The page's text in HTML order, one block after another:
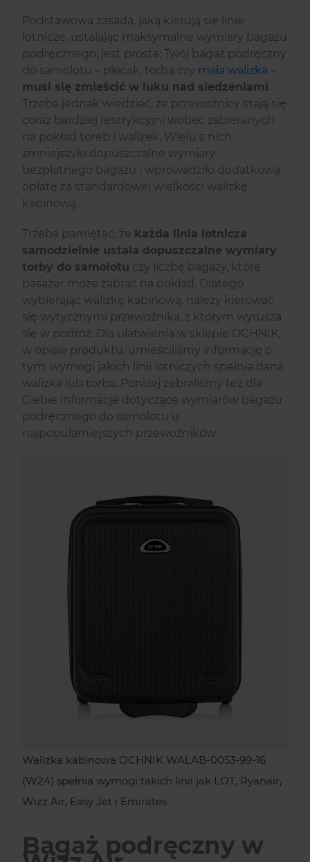
Podstawowa zasada, jaką kierują się linie
lotnicze, ustalając maksymalne wymiary bagażu
podręcznego, jest prosta: Twój bagaż podręczny
do samolotu – plecak, torba czy mała walizka –
musi się zmieścić w luku nad siedzeniami.
Trzeba jednak wiedzieć, że przewoźnicy stają się
coraz bardziej restrykcyjni wobec zabieranych
na pokład toreb i walizek. Wielu z nich
zmniejszyło dopuszczalne wymiary
bezpłatnego bagażu i wprowadziło dodatkową
opłatę za standardowej wielkości walizkę
kabinową.
Trzeba pamiętać, że każda linia lotnicza
samodzielnie ustala dopuszczalne wymiary
torby do samolotu czy liczbę bagaży, które
pasażer może zabrać na pokład. Dlatego
wybierając walizkę kabinową, należy kierować
się wytycznymi przewoźnika, z którym wyrusza
się w podróż. Dla ułatwienia w sklepie OCHNIK,
w opisie produktu, umieściliśmy informację o
tym, wymogi jakich linii lotniczych spełnia dana
walizka lub torba. Poniżej zebraliśmy też dla
Ciebie informacje dotyczące wymiarów bagażu
podręcznego do samolotu u
najpopularniejszych przewoźników.
Walizka kabinowa OCHNIK WALAB-0053-99-16
(W24) spełnia wymogi takich linii jak LOT, Ryanair,
Wizz Air, Easy Jet i Emirates
Bagaż podręczny w